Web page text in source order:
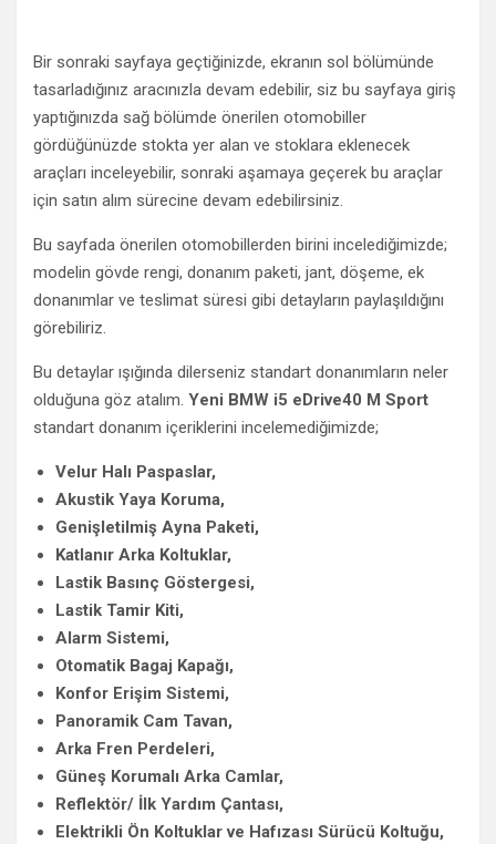
Bir sonraki sayfaya geçtiğinizde, ekranın sol bölümünde
tasarladığınız aracınızla devam edebilir, siz bu sayfaya giriş
yaptığınızda sağ bölümde önerilen otomobiller
gördüğünüzde stokta yer alan ve stoklara eklenecek
araçları inceleyebilir, sonraki aşamaya geçerek bu araçlar
için satın alım sürecine devam edebilirsiniz.
Bu sayfada önerilen otomobillerden birini incelediğimizde;
modelin gövde rengi, donanım paketi, jant, döşeme, ek
donanımlar ve teslimat süresi gibi detayların paylaşıldığını
görebiliriz.
Bu detaylar ışığında dilerseniz standart donanımların neler
olduğuna göz atalım. Yeni BMW i5 eDrive40 M Sport
standart donanım içeriklerini incelemediğimizde;
Velur Halı Paspaslar,
Akustik Yaya Koruma,
Genişletilmiş Ayna Paketi,
Katlanır Arka Koltuklar,
Lastik Basınç Göstergesi,
Lastik Tamir Kiti,
Alarm Sistemi,
Otomatik Bagaj Kapağı,
Konfor Erişim Sistemi,
Panoramik Cam Tavan,
Arka Fren Perdeleri,
Güneş Korumalı Arka Camlar,
Reflektör/ İlk Yardım Çantası,
Elektrikli Ön Koltuklar ve Hafızası Sürücü Koltuğu,